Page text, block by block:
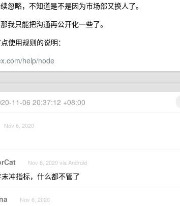
忽略，不知道是不是因为市场部又换人了。
我只能把沟通再公开化一些了。
使用规则的说明：
help/node
11-06 20:37:12 +08:00
Nov 6, 2020
Nov 6, 2020 via Android
冲指标，什么都不管了
Nov 6, 2020